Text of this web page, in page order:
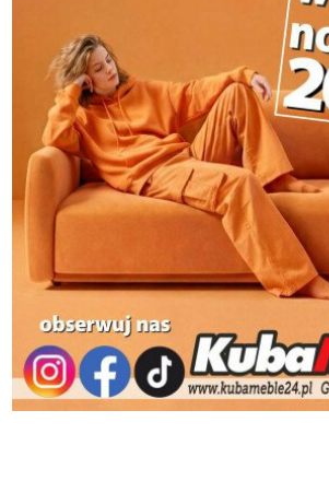
KONTAKT
REDAKCJA
REGULAMIN